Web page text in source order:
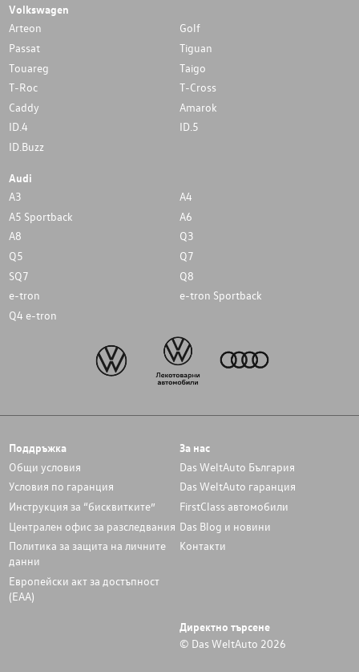
Volkswagen
Arteon
Golf
Passat
Tiguan
Touareg
Taigo
T-Roc
T-Cross
Caddy
Amarok
ID.4
ID.5
ID.Buzz
Audi
A3
A4
A5 Sportback
A6
A8
Q3
Q5
Q7
SQ7
Q8
e-tron
e-tron Sportback
Q4 e-tron
Поддръжка
Общи условия
Условия по гаранция
Инструкция за “бисквитките”
Централен офис за разследвания
Политика за защита на личните
данни
Европейски акт за достъпност
(ЕАА)
За нас
Das WeltAuto България
Das WeltAuto гаранция
FirstClass автомобили
Das Blog и новини
Контакти
Директно търсене
© Das WeltAuto 2026